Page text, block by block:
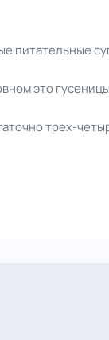
питательные
это
трех-